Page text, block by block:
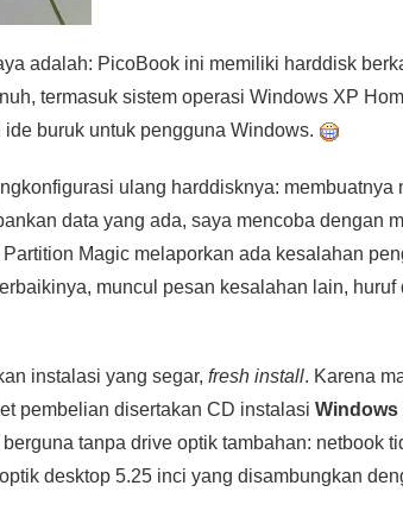
adalah: PicoBook ini memiliki harddisk
termasuk sistem operasi Windows XP
buruk untuk pengguna Windows.
ulang harddisknya: membuatnya
data yang ada, saya mencoba dengan
Magic melaporkan ada kesalahan
muncul pesan kesalahan lain, huruf
instalasi yang segar, fresh install. Karena
pembelian disertakan CD instalasi Windows
tanpa drive optik tambahan: netbook
desktop 5.25 inci yang disambungkan